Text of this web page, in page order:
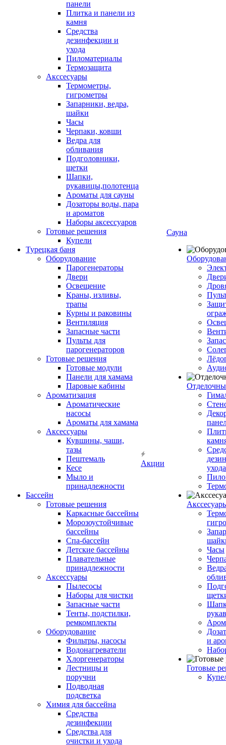
панели
Плитка и панели из
камня
Средства
дезинфекции и
ухода
Пиломатериалы
Термозащита
Аксcесуары
Термометры,
гигрометры
Запарники, ведра,
шайки
Часы
Черпаки, ковши
Ведра для
обливания
Подголовники,
щетки
Шапки,
рукавицы,полотенца
Ароматы для сауны
Дозаторы воды, пара
и ароматов
Наборы аксессуаров
Готовые решения
Купели
Турецкая баня
Оборудование
Парогенераторы
Двери
Освещение
Краны, изливы,
трапы
Курны и раковины
Вентиляция
Запасные части
Пульты для
парогенераторов
Готовые решения
Готовые модули
Панели для хамама
Паровые кабины
Ароматизация
Ароматические
насосы
Ароматы для хамама
Аксессуары
Кувшины, чаши,
тазы
Пештемаль
Кесе
Мыло и
принадлежности
Бассейн
Готовые решения
Каркасные бассейны
Морозоустойчивые
бассейны
Спа-бассейн
Детские бассейны
Плавательные
принадлежности
Аксессуары
Пылесосы
Наборы для чистки
Запасные части
Тенты, подстилки,
ремкомплекты
Оборудование
Фильтры, насосы
Водонагреватели
Хлоргенераторы
Лестницы и
поручни
Подводная
подсветка
Химия для бассейна
Средства
дезинфекции
Средства для
очистки и ухода
Акции
Сауна
ухода
Часы
и
Готовые